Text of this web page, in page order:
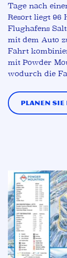
Tage nach
Resort liegt 96
Flughafens
mit dem Auto
Fahrt
mit Powder
wodurch die
Planen